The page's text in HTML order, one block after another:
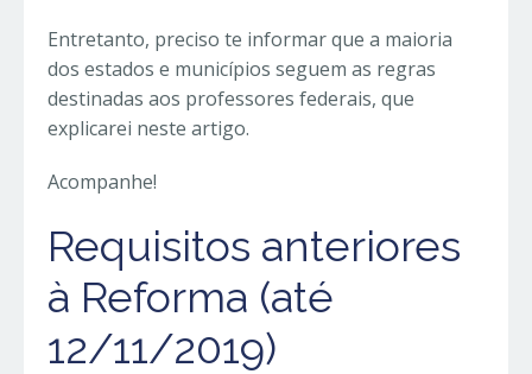
Entretanto, preciso te informar que a maioria
dos estados e municípios seguem as regras
destinadas aos professores federais, que
explicarei neste artigo.
Acompanhe!
Requisitos anteriores
à Reforma (até
12/11/2019)